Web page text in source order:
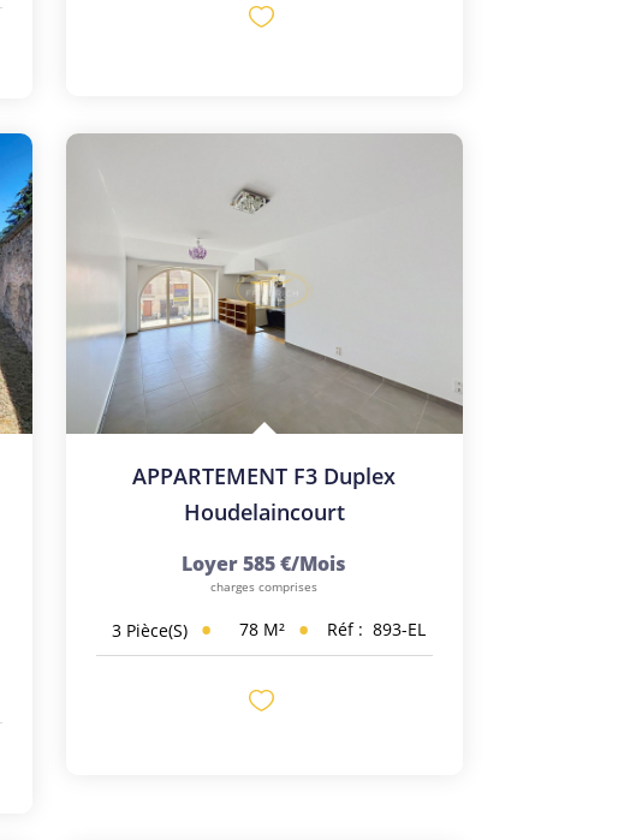
APPARTEMENT F3 Duplex
Houdelaincourt
Loyer 585 €/mois
charges comprises
3 Pièce(s) 78 M² Réf : 893-EL